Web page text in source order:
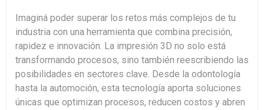
Imaginá poder superar los retos más complejos de tu
industria con una herramienta que combina precisión,
rapidez e innovación. La impresión 3D no solo está
transformando procesos, sino también reescribiendo las
posibilidades en sectores clave. Desde la odontología
hasta la automoción, esta tecnología aporta soluciones
únicas que optimizan procesos, reducen costos y abren